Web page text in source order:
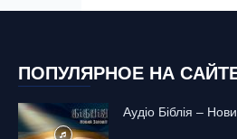
ПОПУЛЯРНОЕ НА
Аудіо Біблія –